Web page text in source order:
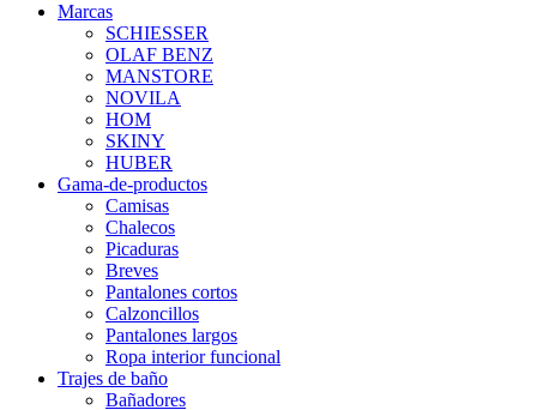
Marcas
SCHIESSER
OLAF BENZ
MANSTORE
NOVILA
HOM
SKINY
HUBER
Gama-de-productos
Camisas
Chalecos
Picaduras
Breves
Pantalones cortos
Calzoncillos
Pantalones largos
Ropa interior funcional
Trajes de baño
Bañadores